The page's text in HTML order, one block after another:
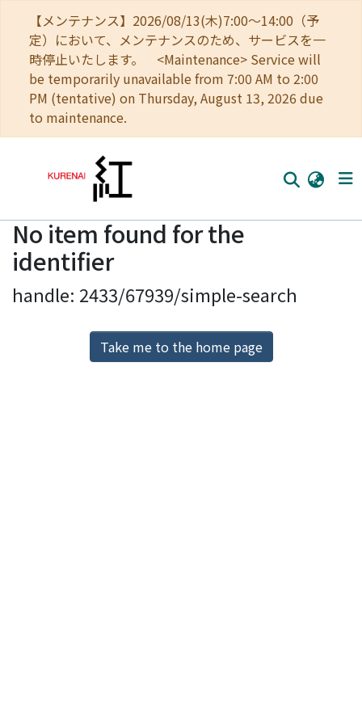
【メンテナンス】2026/08/13(木)7:00～14:00（予
定）において、メンテナンスのため、サービスを一
時停止いたします。 <Maintenance> Service will
be temporarily unavailable from 7:00 AM to 2:00
PM (tentative) on Thursday, August 13, 2026 due
to maintenance.
Home
Communities
Browse
Download Ranking
No item found for the
identifier
handle: 2433/67939/simple-search
Take me to the home page